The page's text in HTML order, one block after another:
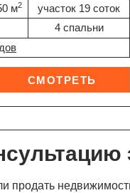
м2
участок 19 соток
4 спальни
продать